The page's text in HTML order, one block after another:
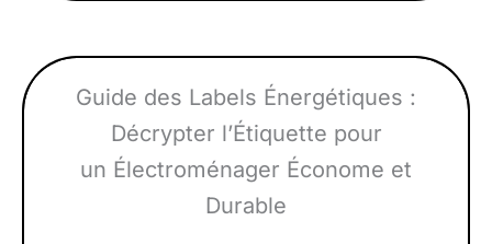
Guide des Labels Énergétiques :
Décrypter l’Étiquette pour
un Électroménager Économe et
Durable